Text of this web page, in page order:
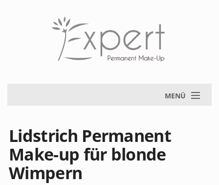
MENÜ
Lidstrich Permanent
Make-up für blonde
Wimpern